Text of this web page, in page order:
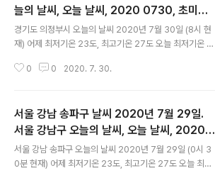
늘의 날씨, 오늘 날씨, 2020 0730, 초미세
먼지, 미세먼지, 자외선
경기도 의정부시 오늘의 날씨 2020년 7월 30일 (8시 현
재) 어제 최저기온 23도, 최고기온 27도 오늘 최저기온 2
비 소식 있구요 대기상황 공기질은 어제 초미세먼지 좋음
태가 며칠 째 계속 좋습니다 어제와 비슷한 수준이고요 오
늘의 자외선 지수 = (오후 기준) 보통 수준입니다 posted
by befreepark 2020 0730 Thu 08:45 공유와 소통
의 산들바람 / 비프리박 경기도 의정부시 날씨, 경기도 의정
부시 오늘의 날씨, 오늘의 날씨, 오늘 날씨, 2020 0730,
0 0 2020. 7. 30.
서울 강남 송파구 날씨 2020년 7월 29일.
서울 강남구 오늘의 날씨, 오늘 날씨, 2020
0729, 초미세먼지, 미세먼지, 자외선
서울 강남 송파구 오늘의 날씨 2020년 7월 29일 (0시 3
0분 현재) 어제 최저기온 23도, 최고기온 27도 오늘 최저